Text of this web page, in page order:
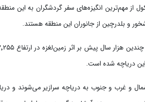
از مهم‌ترین انگیزه‌های سفر گردشگران به این
و بلدرچین از جانوران این منطقه هستند.
دریاچه شده است.
و غرب و جنوب به دریاچه سرازیر می‌شوند و